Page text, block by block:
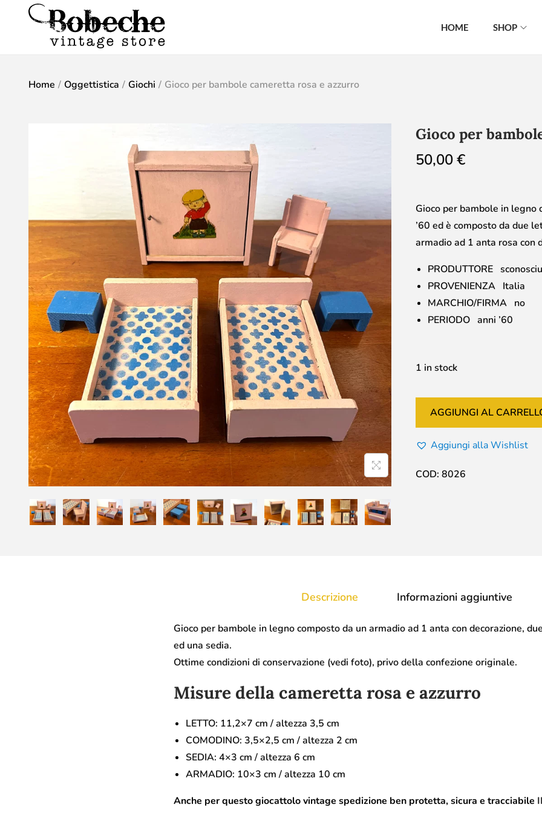
HOME SHOP
Home / Oggettistica / Giochi / Gioco per bambole cameretta rosa e azzurro
Gioco per
50,00€
Gioco per bambole in legno
’60 ed è composto da due
armadio ad 1 anta rosa con
PRODUTTORE
PROVENIENZA Italia
MARCHIO/FIRMA no
PERIODO anni ’60
1 in stock
AGGIUNGI AL
Aggiungi alla Wishlist
COD: 8026
Descrizione Informazioni aggiuntive
Gioco per bambole in legno composto da un armadio ad 1 anta con decorazione,
ed una sedia.
Ottime condizioni di conservazione (vedi foto), privo della confezione originale.
Misure della cameretta rosa e azzurro
LETTO: 11,2×7 cm / altezza 3,5 cm
COMODINO: 3,5×2,5 cm / altezza 2 cm
SEDIA: 4×3 cm / altezza 6 cm
ARMADIO: 10×3 cm / altezza 10 cm
Anche per questo giocattolo vintage spedizione ben protetta, sicura e tracciabile